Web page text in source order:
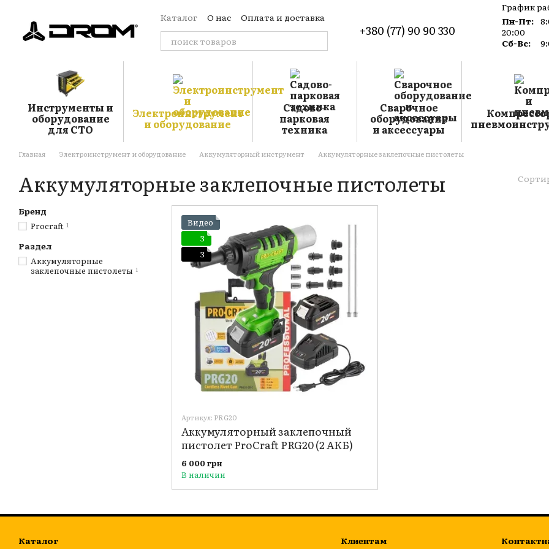
Каталог О нас
Оплата и доставка
Обмен и возврат
Контакты
Отзывы о магазине
Пользовательское соглашение
+380 (77) 90 90 330
График
Пн-Пт:
20:00
Сб-Вс:
Инструменты и
оборудование
для СТО
Электроинструмент
и оборудование
Садово-
парковая
техника
Сварочное
оборудование
и аксессуары
Главная Электроинструмент и оборудование Аккумуляторный инструмент Аккумуляторные заклепочные пистолеты
Аккумуляторные заклепочные пистолеты
Видео
3
3
Артикул: PRG20
Аккумуляторный заклепочный
пистолет ProCraft PRG20 (2 АКБ)
6 000 грн
В наличии
Бренд
Procraft 1
Раздел
Аккумуляторные
заклепочные пистолеты 1
Каталог Клиентам